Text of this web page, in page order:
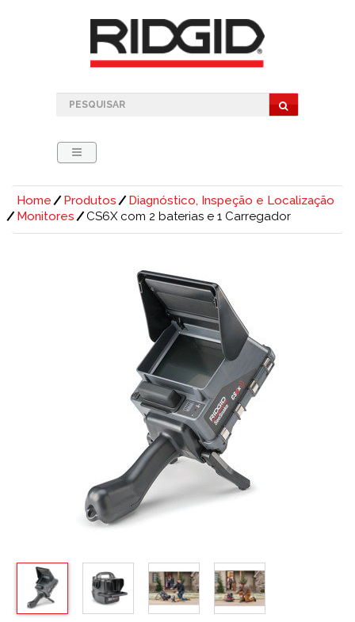
Home Produtos
Diagnóstico, Inspeção e Localização
Monitores
CS6X com 2 baterias e 1 Carregador